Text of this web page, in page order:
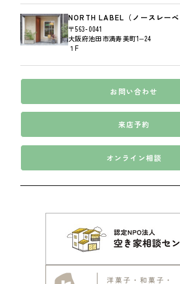
NORTH LABEL（ノースレーベ
〒563-0041
大阪府池田市満寿美町1−24
１F
お問い合わせ
来店予約
オンライン相談